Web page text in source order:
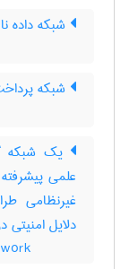
شبکه داده
شبکه
یک شبکه
علمی
غیرنظامی
دلایل